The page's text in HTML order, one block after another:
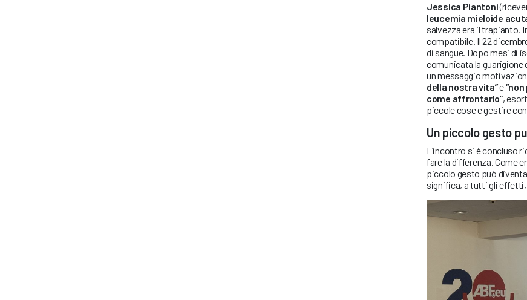
Jessica Piantoni
leucemia mieloide
salvezza era il trapianto.
compatibile. Il 22
di sangue. Dopo mesi di
comunicata la guarigione
un messaggio
della nostra vita”e
come affrontarlo”,
piccole cose e gestire
Un piccolo gesto
L’incontro si è concluso
fare la differenza. Come
piccolo gesto può
significa, a tutti gli effetti,